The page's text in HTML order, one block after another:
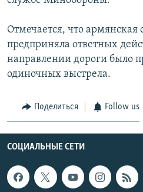
Все сайты Радио Азатутюн
Отмечается, что армянская
предприняла ответных
направлении дороги было
одиночных выстрела.
Поделиться Follow us
СОЦИАЛЬНЫЕ СЕТИ